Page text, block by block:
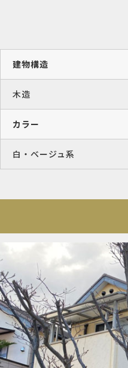
建物構造
木造
カラー
白・ベージュ系